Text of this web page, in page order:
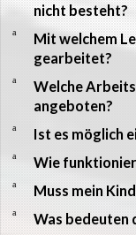
nicht besteht?
a
Mit welchem
gearbeitet?
a
Welche
angeboten?
a Ist es möglich
a Wie
a Muss mein
a Was bedeuten